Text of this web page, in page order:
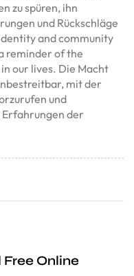
zu spüren, ihn
und Rückschläge
and community
reminder of the
our lives. Die Macht
mit der
und
Erfahrungen der
Online